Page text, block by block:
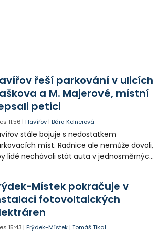
řeší parkování v ulicích
a M. Majerové, místní
petici
11:56 |Havířov |Bára Kelnerová
stále bojuje s nedostatkem
míst. Radnice ale nemůže dovoli,
lidé nechávali stát auta v jednosměrných
někteří obyvatelé rozhodli sepsat petici.
Místek pokračuje v
fotovoltaických
15:43 |Frýdek-Místek |Tomáš Tikal